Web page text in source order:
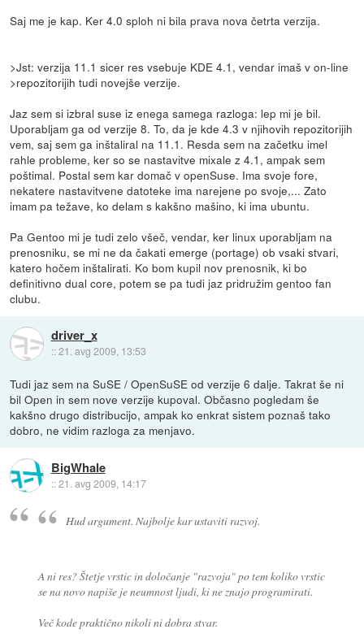
Saj me je kap. Ker 4.0 sploh ni bila prava nova četrta verzija.
>Jst: verzija 11.1 sicer res vsebuje KDE 4.1, vendar imaš v on-line
>repozitorijih tudi novejše verzije.
Jaz sem si izbral suse iz enega samega razloga: lep mi je bil.
Uporabljam ga od verzije 8. To, da je kde 4.3 v njihovih repozitorijih
vem, saj sem ga inštaliral na 11.1. Resda sem na začetku imel
rahle probleme, ker so se nastavitve mixale z 4.1, ampak sem
poštimal. Postal sem kar domač v openSuse. Ima svoje fore,
nekatere nastavitvene datoteke ima narejene po svoje,... Zato
imam pa težave, ko delam s kakšno mašino, ki ima ubuntu.
Pa Gentoo mi je tudi zelo všeč, vendar, ker linux uporabljam na
prenosniku, se mi ne da čakati emerge (portage) ob vsaki stvari,
katero hočem inštalirati. Ko bom kupil nov prenosnik, ki bo
definitivno dual core, potem se pa tudi jaz pridružim gentoo fan
clubu.
driver_x
::21. avg 2009, 13:53
Tudi jaz sem na SuSE / OpenSuSE od verzije 6 dalje. Takrat še ni
bil Open in sem nove verzije kupoval. Občasno pogledam še
kakšno drugo distribucijo, ampak ko enkrat sistem poznaš tako
dobro, ne vidim razloga za menjavo.
BigWhale
::21. avg 2009, 14:17
Hud argument. Najbolje kar ustaviti razvoj.
A ni res? Štetje vrstic in določanje "razvoja" po tem koliko vrstic
se na novo napiše je neumnost ljudi, ki ne znajo programirati.
Več kode praktično nikoli ni dobra stvar.